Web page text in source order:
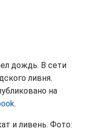
дождь. В сети
ливня.
на
.
и ливень. Фото: